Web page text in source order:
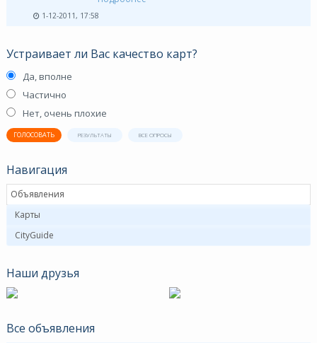
1-12-2011, 17:58
Устраивает ли Вас качество карт?
Да, вполне
Частично
Нет, очень плохие
ГОЛОСОВАТЬ РЕЗУЛЬТАТЫ ВСЕ ОПРОСЫ
Навигация
Объявления
Карты
CityGuide
Наши друзья
Все объявления